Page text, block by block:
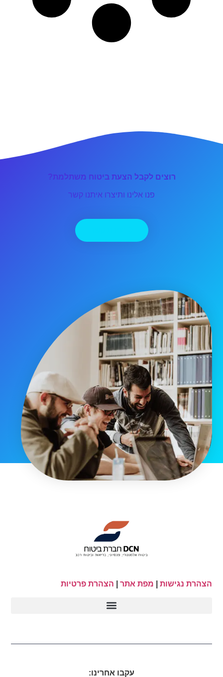
רוצים לקבל הצעת ביטוח משתלמת?
פנו אלינו ותיצרו איתנו קשר
הצהרת נגישות מפת אתר הצהרת פרטיות
עקבו אחרינו: